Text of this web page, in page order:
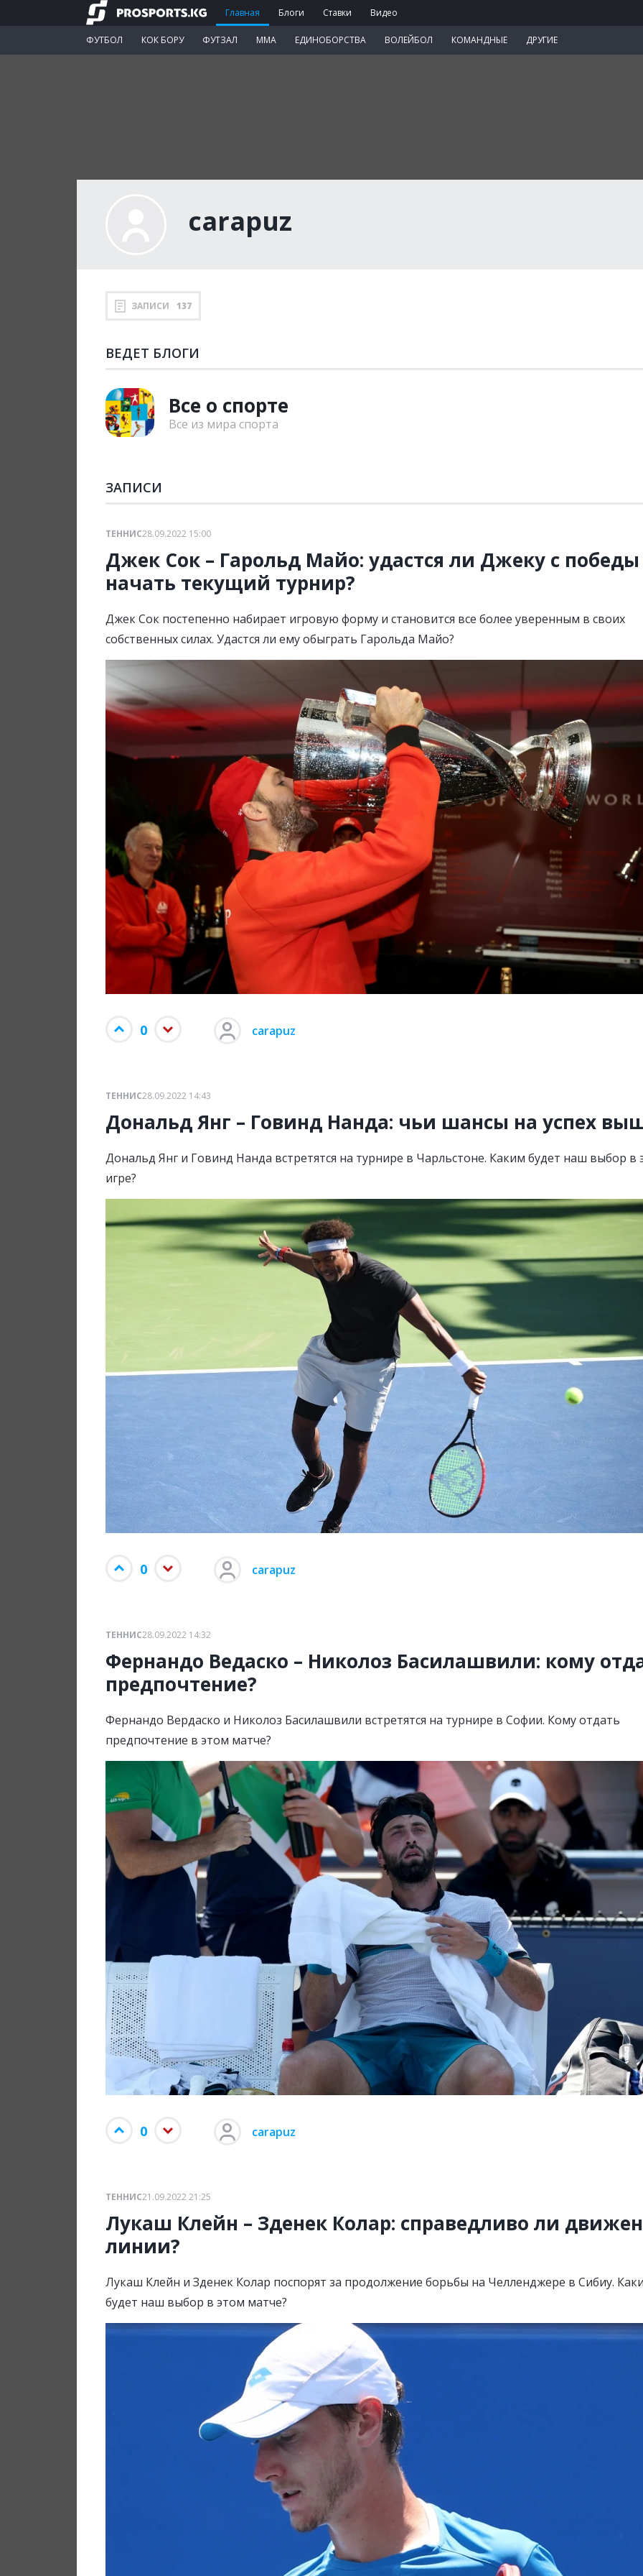
Главная Блоги Ставки Видео
ФУТБОЛ КОК БОРУ ФУТЗАЛ ММА ЕДИНОБОРСТВА ВОЛЕЙБОЛ КОМАНДНЫЕ ДРУГИЕ
carapuz
ЗАПИСИ 137
ВЕДЕТ БЛОГИ
Все о спорте
Все из мира спорта
ЗАПИСИ
ТЕННИС28.09.2022 15:00
Джек Сок – Гарольд Майо: удастся ли Джеку с победы
начать текущий турнир?
Джек Сок постепенно набирает игровую форму и становится все более уверенным в своих
собственных силах. Удастся ли ему обыграть Гарольда Майо?
0 carapuz
ТЕННИС28.09.2022 14:43
Дональд Янг – Говинд Нанда: чьи шансы на успех
Дональд Янг и Говинд Нанда встретятся на турнире в Чарльстоне. Каким будет наш выбор в
игре?
0 carapuz
ТЕННИС28.09.2022 14:32
Фернандо Ведаско – Николоз Басилашвили: кому
предпочтение?
Фернандо Вердаско и Николоз Басилашвили встретятся на турнире в Софии. Кому отдать
предпочтение в этом матче?
0 carapuz
ТЕННИС21.09.2022 21:25
Лукаш Клейн – Зденек Колар: справедливо ли
линии?
Лукаш Клейн и Зденек Колар поспорят за продолжение борьбы на Челленджере в Сибиу.
будет наш выбор в этом матче?